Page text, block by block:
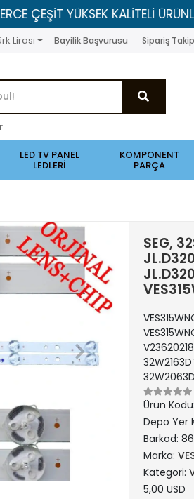
YÜKSEK KALİTELİ ÜRÜNLER
Lirası Bayilik Başvurusu Sipariş Takip
LED TV PANEL
LEDLERİ
KOMPONENT
PARÇA
SEG,
Ürün Kodu:
Depo Yer
Barkod:
Marka:
Kategori:
5,00 USD